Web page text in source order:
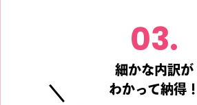
03.
細かな内訳が
わかって納得！